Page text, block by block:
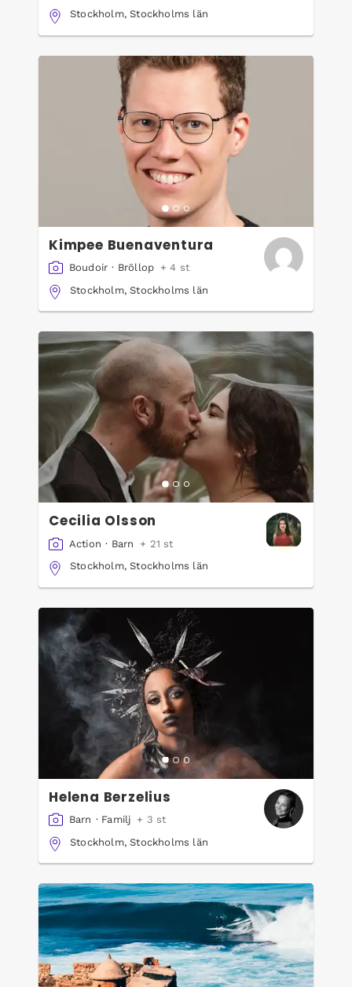
Stockholm, Stockholms län
Kimpee Buenaventura
Boudoir · Bröllop + 4 st
Stockholm, Stockholms län
Cecilia Olsson
Action · Barn
+ 21 st
Stockholm, Stockholms län
Helena Berzelius
Barn · Familj + 3 st
Stockholm, Stockholms län